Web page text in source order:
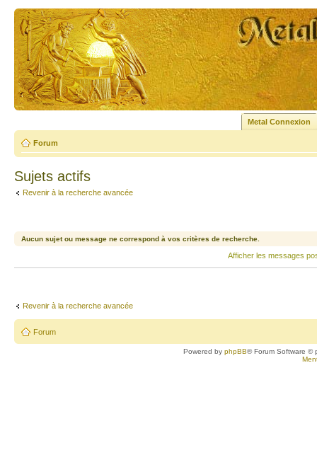
Metal Connexion
Forum
Sujets actifs
Revenir à la recherche avancée
Aucun sujet ou message ne correspond à vos critères de recherche.
Afficher les messages
Revenir à la recherche avancée
Forum
Powered byphpBB® Forum Software ©